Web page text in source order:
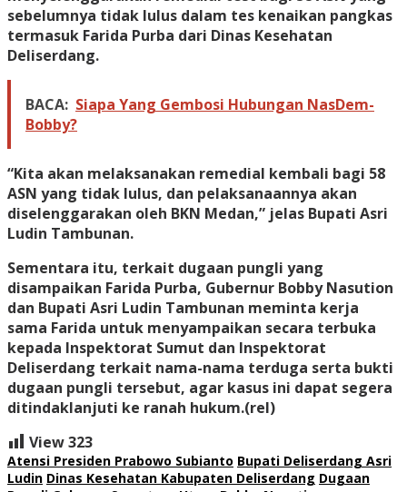
sebelumnya tidak lulus dalam tes kenaikan pangkas
termasuk Farida Purba dari Dinas Kesehatan
Deliserdang.
BACA: Siapa Yang Gembosi Hubungan NasDem-
Bobby?
“Kita akan melaksanakan remedial kembali bagi 58
ASN yang tidak lulus, dan pelaksanaannya akan
diselenggarakan oleh BKN Medan,” jelas Bupati Asri
Ludin Tambunan.
Sementara itu, terkait dugaan pungli yang
disampaikan Farida Purba, Gubernur Bobby Nasution
dan Bupati Asri Ludin Tambunan meminta kerja
sama Farida untuk menyampaikan secara terbuka
kepada Inspektorat Sumut dan Inspektorat
Deliserdang terkait nama-nama terduga serta bukti
dugaan pungli tersebut, agar kasus ini dapat segera
ditindaklanjuti ke ranah hukum.(rel)
View323
Atensi Presiden Prabowo Subianto Bupati Deliserdang Asri
Ludin Dinas Kesehatan Kabupaten Deliserdang Dugaan